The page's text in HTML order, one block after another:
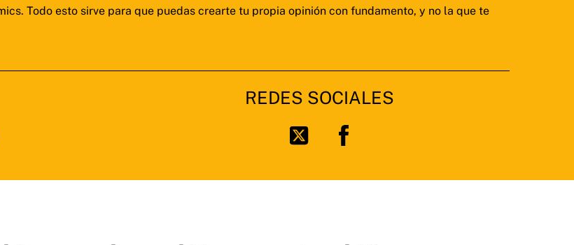
Todo esto sirve para que puedas crearte tu propia opinión con fundamento, y no la que te
REDES SOCIALES
Twitter Facebook